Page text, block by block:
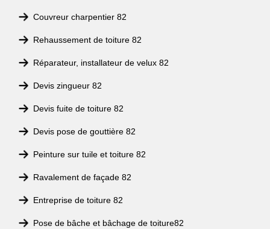
Couvreur charpentier 82
Rehaussement de toiture 82
Réparateur, installateur de velux 82
Devis zingueur 82
Devis fuite de toiture 82
Devis pose de gouttière 82
Peinture sur tuile et toiture 82
Ravalement de façade 82
Entreprise de toiture 82
Pose de bâche et bâchage de toiture82